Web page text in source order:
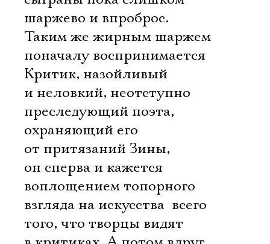
шаржево и впроброс.
Таким же жирным шаржем
поначалу воспринимается
Критик, назойливый
и неловкий, неотступно
преследующий поэта,
охраняющий его
от притязаний Зины,
он сперва и кажется
воплощением топорного
взгляда на искусства  всего
того, что творцы видят